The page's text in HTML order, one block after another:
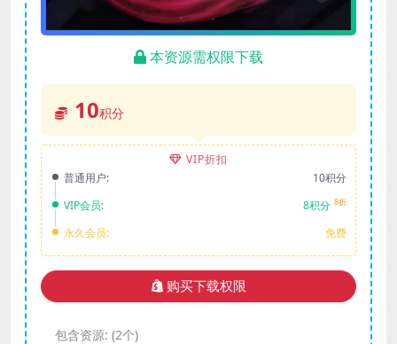
本资源需权限下载
10积分
VIP折扣
普通用户:
10积分
VIP会员:
8积分 8折
永久会员: 免费
购买下载权限
包含资源: (2个)